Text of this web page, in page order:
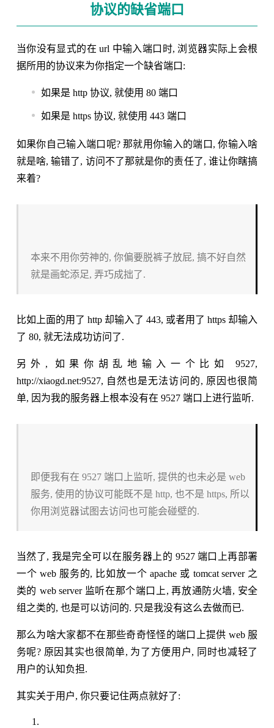
协议的缺省端口
当你没有显式的在 url 中输入端口时, 浏览器实际上会根
据所用的协议来为你指定一个缺省端口:
如果是 http 协议, 就使用 80 端口
如果是 https 协议, 就使用 443 端口
如果你自己输入端口呢? 那就用你输入的端口, 你输入啥
就是啥, 输错了, 访问不了那就是你的责任了, 谁让你瞎搞
来着?
本来不用你劳神的, 你偏要脱裤子放屁, 搞不好自然
就是画蛇添足, 弄巧成拙了.
比如上面的用了 http 却输入了 443, 或者用了 https 却输入
了 80, 就无法成功访问了.
另外, 如果你胡乱地输入一个比如 9527,
http://xiaogd.net:9527, 自然也是无法访问的, 原因也很简
单, 因为我的服务器上根本没有在 9527 端口上进行监听.
即便我有在 9527 端口上监听, 提供的也未必是 web
服务, 使用的协议可能既不是 http, 也不是 https, 所以
你用浏览器试图去访问也可能会碰壁的.
当然了, 我是完全可以在服务器上的 9527 端口上再部署
一个 web 服务的, 比如放一个 apache 或 tomcat server 之
类的 web server 监听在那个端口上, 再放通防火墙, 安全
组之类的, 也是可以访问的. 只是我没有这么去做而已.
那么为啥大家都不在那些奇奇怪怪的端口上提供 web 服
务呢? 原因其实也很简单, 为了方便用户, 同时也减轻了
用户的认知负担.
其实关于用户, 你只要记住两点就好了: